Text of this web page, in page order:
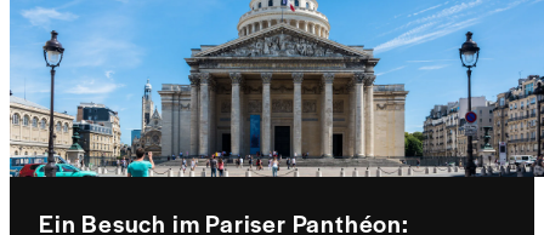
Ein Besuch im Pariser Panthéon: